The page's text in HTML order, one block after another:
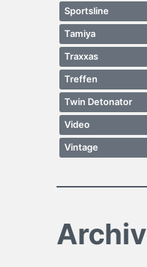
Sportsline
Tamiya
Traxxas
Treffen
Twin Detonator
Video
Vintage
Archiv